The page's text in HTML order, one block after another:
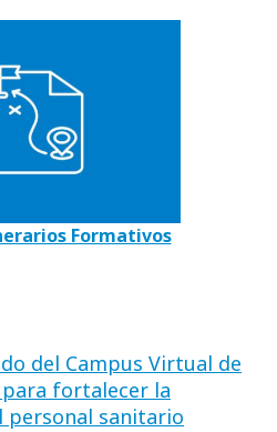
Formativos
del Campus Virtual de
para fortalecer la
personal sanitario